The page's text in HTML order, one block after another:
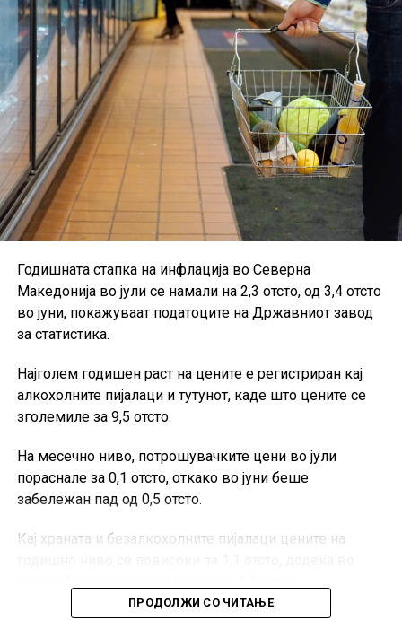
Годишната стапка на инфлација во Северна
Македонија во јули се намали на 2,3 отсто, од 3,4 отсто
во јуни, покажуваат податоците на Државниот завод
за статистика.
Најголем годишен раст на цените е регистриран кај
алкохолните пијалаци и тутунот, каде што цените се
зголемиле за 9,5 отсто.
На месечно ниво, потрошувачките цени во јули
пораснале за 0,1 отсто, откако во јуни беше
забележан пад од 0,5 отсто.
Кај храната и безалкохолните пијалаци цените на
ПРОДОЛЖИ СО ЧИТАЊЕ